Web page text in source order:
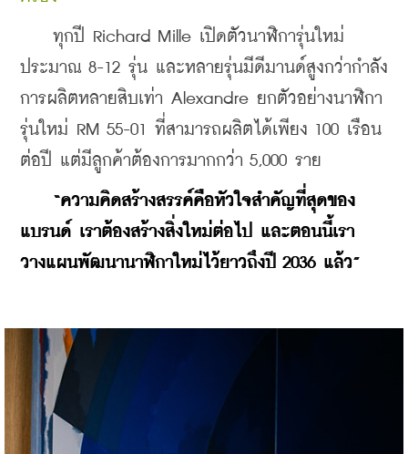
ทุกปี Richard Mille เปิดตัวนาฬิการุ่นใหม่
ประมาณ 8-12 รุ่น และหลายรุ่นมีดีมานด์สูงกว่ากำลัง
การผลิตหลายสิบเท่า Alexandre ยกตัวอย่างนาฬิกา
รุ่นใหม่ RM 55-01 ที่สามารถผลิตได้เพียง 100 เรือน
ต่อปี แต่มีลูกค้าต้องการมากกว่า 5,000 ราย
“ความคิดสร้างสรรค์คือหัวใจสำคัญที่สุดของ
แบรนด์ เราต้องสร้างสิ่งใหม่ต่อไป และตอนนี้เรา
วางแผนพัฒนานาฬิกาใหม่ไว้ยาวถึงปี 2036 แล้ว”